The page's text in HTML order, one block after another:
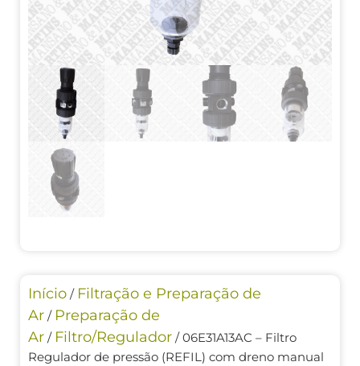
Início / Filtração e Preparação de
Ar / Preparação de
Ar / Filtro/Regulador / 06E31A13AC – Filtro
Regulador de pressão (REFIL) com dreno manual